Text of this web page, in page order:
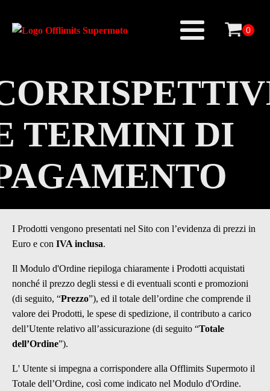
TERMINI DI
I Prodotti vengono presentati nel Sito con l’evidenza di prezzi in
Euro e con IVA inclusa.
Il Modulo d'Ordine riepiloga chiaramente i Prodotti acquistati
nonché il prezzo degli stessi e di eventuali sconti e promozioni
(di seguito, “Prezzo”), ed il totale dell’ordine che comprende il
valore dei Prodotti, le spese di spedizione, il contributo a carico
dell’Utente relativo all’assicurazione (di seguito “Totale
dell’Ordine”).
L' Utente si impegna a corrispondere alla Offlimits Supermoto il
Totale dell’Ordine, così come indicato nel Modulo d'Ordine.